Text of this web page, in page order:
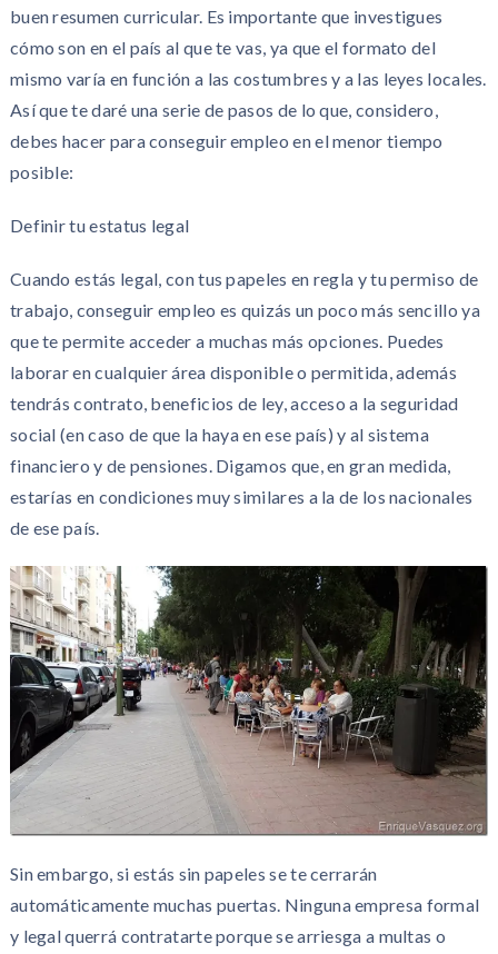
buen resumen curricular. Es importante que investigues
cómo son en el país al que te vas, ya que el formato del
mismo varía en función a las costumbres y a las leyes locales.
Así que te daré una serie de pasos de lo que, considero,
debes hacer para conseguir empleo en el menor tiempo
posible:
Definir tu estatus legal
Cuando estás legal, con tus papeles en regla y tu permiso de
trabajo, conseguir empleo es quizás un poco más sencillo ya
que te permite acceder a muchas más opciones. Puedes
laborar en cualquier área disponible o permitida, además
tendrás contrato, beneficios de ley, acceso a la seguridad
social (en caso de que la haya en ese país) y al sistema
financiero y de pensiones. Digamos que, en gran medida,
estarías en condiciones muy similares a la de los nacionales
de ese país.
Sin embargo, si estás sin papeles se te cerrarán
automáticamente muchas puertas. Ninguna empresa formal
y legal querrá contratarte porque se arriesga a multas o